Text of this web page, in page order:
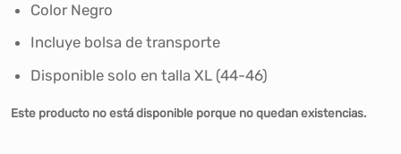
Color Negro
Incluye bolsa de transporte
Disponible solo en talla XL (44-46)
Este producto no está disponible porque no quedan existencias.